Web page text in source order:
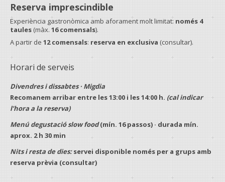
Reserva imprescindible
Experiència gastronòmica amb aforament molt limitat: només 4
taules (màx. 16 comensals).
A partir de 12 comensals: reserva en exclusiva (consultar).
Horari de serveis
Divendres i dissabtes · Migdia
Recomanem arribar entre les13:00 i les14:00 h. (cal indicar
l’hora a la reserva)
Menú degustació slow food(mín. 16 passos) · durada mín.
aprox. 2 h 30 min
Nits i resta de dies:servei disponible només per a grups amb
reserva prèvia (consultar)